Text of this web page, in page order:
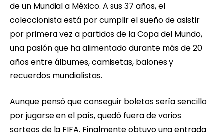
de un Mundial a México. A sus 37 años, el
coleccionista está por cumplir el sueño de asistir
por primera vez a partidos de la Copa del Mundo,
una pasión que ha alimentado durante más de 20
años entre álbumes, camisetas, balones y
recuerdos mundialistas.
Aunque pensó que conseguir boletos sería sencillo
por jugarse en el país, quedó fuera de varios
sorteos de la FIFA. Finalmente obtuvo una entrada